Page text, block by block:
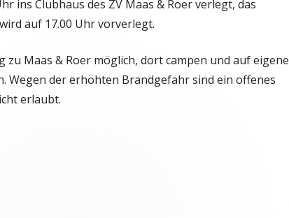
ins Clubhaus des ZV Maas & Roer verlegt, das
auf 17.00 Uhr vorverlegt.
zu Maas & Roer möglich, dort campen und auf eigene
Wegen der erhöhten Brandgefahr sind ein offenes
erlaubt.